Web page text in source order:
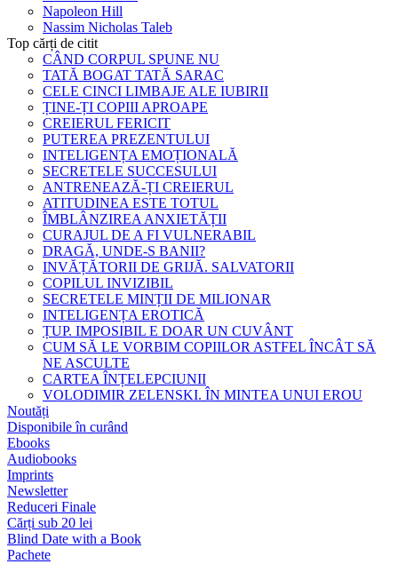
Napoleon Hill
Nassim Nicholas Taleb
Top cărți de citit
CÂND CORPUL SPUNE NU
TATĂ BOGAT TATĂ SARAC
CELE CINCI LIMBAJE ALE IUBIRII
ȚINE-ȚI COPIII APROAPE
CREIERUL FERICIT
PUTEREA PREZENTULUI
INTELIGENȚA EMOȚIONALĂ
SECRETELE SUCCESULUI
ANTRENEAZĂ-ȚI CREIERUL
ATITUDINEA ESTE TOTUL
ÎMBLÂNZIREA ANXIETĂȚII
CURAJUL DE A FI VULNERABIL
DRAGĂ, UNDE-S BANII?
INVĂȚĂTORII DE GRIJĂ. SALVATORII
COPILUL INVIZIBIL
SECRETELE MINȚII DE MILIONAR
INTELIGENȚA EROTICĂ
ȚUP. IMPOSIBIL E DOAR UN CUVÂNT
CUM SĂ LE VORBIM COPIILOR ASTFEL ÎNCÂT SĂ
NE ASCULTE
CARTEA ÎNȚELEPCIUNII
VOLODIMIR ZELENSKI. ÎN MINTEA UNUI EROU
Noutăți
Disponibile în curând
Ebooks
Audiobooks
Imprints
Newsletter
Reduceri Finale
Cărți sub 20 lei
Blind Date with a Book
Pachete